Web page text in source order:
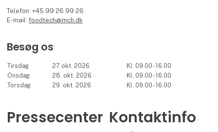
Telefon: +45 99 26 99 26
E-mail:foodtech@mch.dk
Besøg os
Tirsdag 27. okt. 2026
Kl. 09.00 - 16.00
Onsdag
28. okt. 2026
Kl. 09.00 - 16.00
Torsdag
29. okt. 2026 Kl. 09.00 - 16.00
Pressecenter Kontaktinfo